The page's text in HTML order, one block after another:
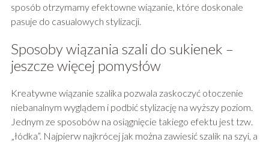
sposób otrzymamy efektowne wiązanie, które doskonale
pasuje do casualowych stylizacji.
Sposoby wiązania szali do sukienek –
jeszcze więcej pomysłów
Kreatywne wiązanie szalika pozwala zaskoczyć otoczenie
niebanalnym wyglądem i podbić stylizację na wyższy poziom.
Jednym ze sposobów na osiągnięcie takiego efektu jest tzw.
„łódka”. Najpierw najkrócej jak można zawiesić szalik na szyi, a